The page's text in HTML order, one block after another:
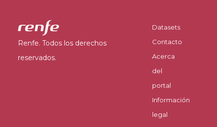
Renfe. Todos los derechos
reservados.
Datasets
Contacto
Acerca
del
portal
Información
legal